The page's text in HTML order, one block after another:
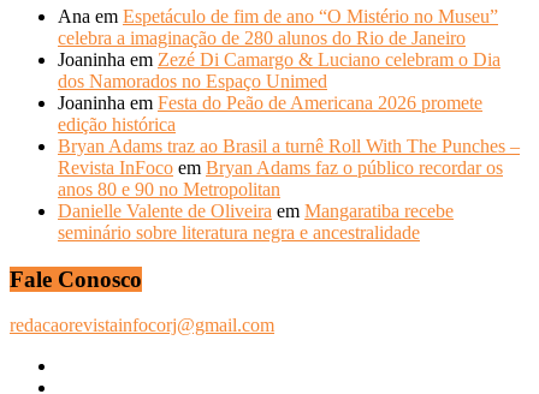
Ana em Espetáculo de fim de ano “O Mistério no Museu”
celebra a imaginação de 280 alunos do Rio de Janeiro
Joaninha em Zezé Di Camargo & Luciano celebram o Dia
dos Namorados no Espaço Unimed
Joaninha em Festa do Peão de Americana 2026 promete
edição histórica
Bryan Adams traz ao Brasil a turnê Roll With The Punches –
Revista InFoco em Bryan Adams faz o público recordar os
anos 80 e 90 no Metropolitan
Danielle Valente de Oliveira em Mangaratiba recebe
seminário sobre literatura negra e ancestralidade
Fale Conosco
redacaorevistainfocorj@gmail.com